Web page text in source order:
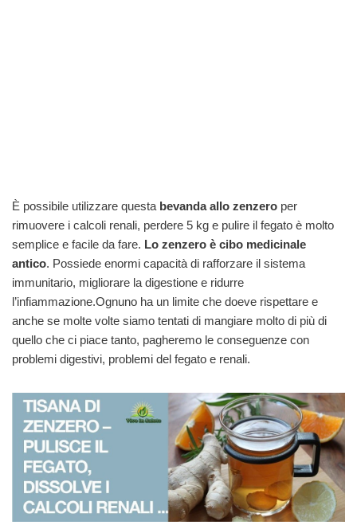
È possibile utilizzare questa bevanda allo zenzero per
rimuovere i calcoli renali, perdere 5 kg e pulire il fegato è molto
semplice e facile da fare. Lo zenzero è cibo medicinale
antico. Possiede enormi capacità di rafforzare il sistema
immunitario, migliorare la digestione e ridurre
l’infiammazione.Ognuno ha un limite che doeve rispettare e
anche se molte volte siamo tentati di mangiare molto di più di
quello che ci piace tanto, pagheremo le conseguenze con
problemi digestivi, problemi del fegato e renali.